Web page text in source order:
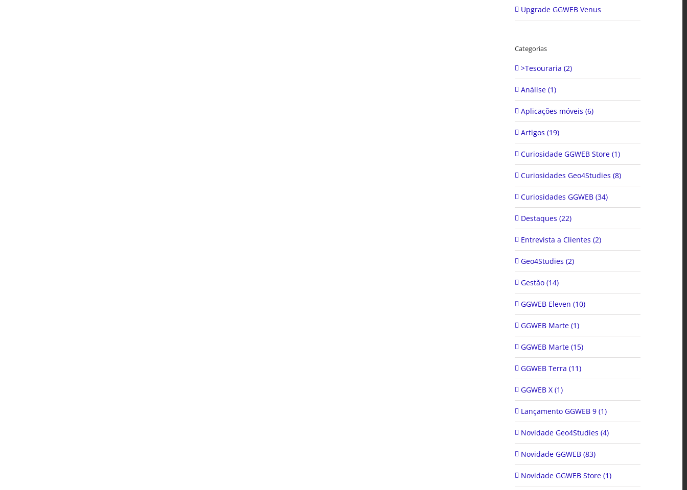
Upgrade GGWEB Venus
Categorias
>Tesouraria (2)
Análise (1)
Aplicações móveis (6)
Artigos (19)
Curiosidade GGWEB Store (1)
Curiosidades Geo4Studies (8)
Curiosidades GGWEB (34)
Destaques (22)
Entrevista a Clientes (2)
Geo4Studies (2)
Gestão (14)
GGWEB Eleven (10)
GGWEB Marte (1)
GGWEB Marte (15)
GGWEB Terra (11)
GGWEB X (1)
Lançamento GGWEB 9 (1)
Novidade Geo4Studies (4)
Novidade GGWEB (83)
Novidade GGWEB Store (1)